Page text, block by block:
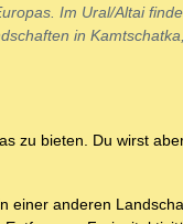
Im Ural/Altai
in
zu bieten. Du wirst
einer anderen